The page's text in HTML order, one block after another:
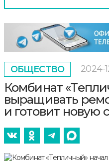
ОБЩЕСТВО 2024-
Комбинат
выращивать
и готовит новую